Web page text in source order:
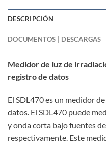
DESCRIPCIÓN
DOCUMENTOS | DESCARGAS
Medidor de luz de
registro de datos
El SDL470 es un medidor
datos. El SDL470 puede
y onda corta bajo fuentes
respectivamente. Este